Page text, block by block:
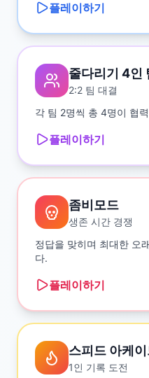
플레이하기
줄다리기 4인
2:2 팀 대결
각 팀 2명씩 총 4명이 협
플레이하기
좀비모드
생존 시간 경쟁
정답을 맞히며 최대한 오
다.
플레이하기
스피드 아케
1인 기록 도전